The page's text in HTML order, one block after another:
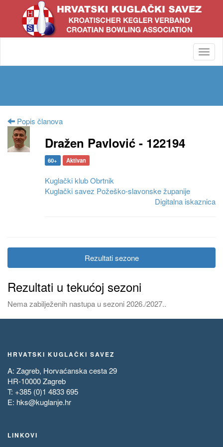
Popis članova
Dražen Pavlović - 122194
60+ Aktivan
Kuglački klub Obrtnik
Kuglački savez Požeško-slavonske županije
Digitalna iskaznica
Rezultati sezone
Rezultati u tekućoj sezoni
Nema zabilježenih nastupa u sezoni 2026./2027..
HRVATSKI KUGLAČKI SAVEZ
A: Zagreb, Horvaćanska cesta 29
HR-10000 Zagreb
T: +385 (0)1 4833 695
E: hks@kuglanje.hr
LINKOVI